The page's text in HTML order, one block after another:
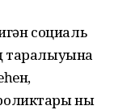
социаль
таралыуына
ныҡ